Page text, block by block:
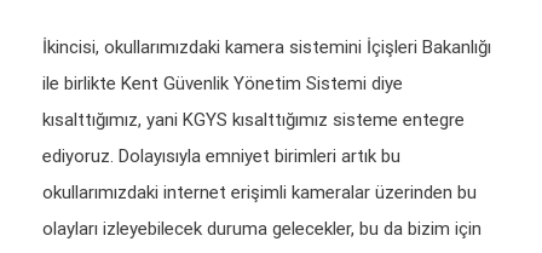
İkincisi, okullarımızdaki kamera sistemini İçişleri Bakanlığı
ile birlikte Kent Güvenlik Yönetim Sistemi diye
kısalttığımız, yani KGYS kısalttığımız sisteme entegre
ediyoruz. Dolayısıyla emniyet birimleri artık bu
okullarımızdaki internet erişimli kameralar üzerinden bu
olayları izleyebilecek duruma gelecekler, bu da bizim için